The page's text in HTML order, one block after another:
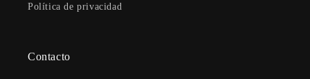
Política de privacidad
Contacto